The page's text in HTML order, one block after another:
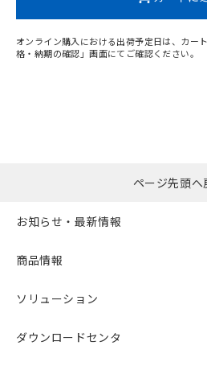
オンライン購入における出荷予定日は、カー
格・納期の確認」画面にてご確認ください。
ページ先頭へ
お知らせ・最新情報
商品情報
ソリューション
ダウンロードセンタ